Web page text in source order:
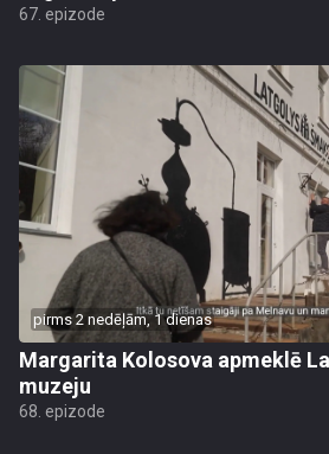
67. epizode
pirms 2 nedēļām, 1 dienas
Margarita Kolosova apmeklē
muzeju
68. epizode